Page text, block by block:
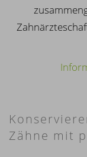
Zähne mit